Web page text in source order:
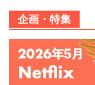
企画・特集